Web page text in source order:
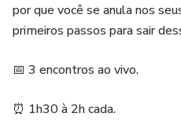
por que você se anula nos
primeiros passos para sair
📅 3 encontros ao vivo.
⏰ 1h30 à 2h cada.